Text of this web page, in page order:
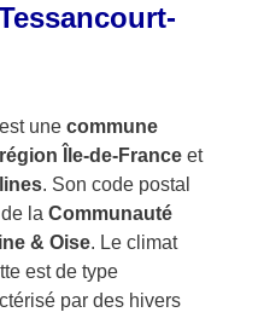
une commune
région Île-de-Franceet
. Son code postal
la Communauté
& Oise. Le climat
est de type
par des hivers